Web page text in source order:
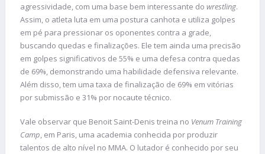
agressividade, com uma base bem interessante do wrestling.
Assim, o atleta luta em uma postura canhota e utiliza golpes
em pé para pressionar os oponentes contra a grade,
buscando quedas e finalizações. Ele tem ainda uma precisão
em golpes significativos de 55% e uma defesa contra quedas
de 69%, demonstrando uma habilidade defensiva relevante.
Além disso, tem uma taxa de finalização de 69% em vitórias
por submissão e 31% por nocaute técnico.
Vale observar que Benoit Saint-Denis treina no Venum Training
Camp, em Paris, uma academia conhecida por produzir
talentos de alto nível no MMA. O lutador é conhecido por seu